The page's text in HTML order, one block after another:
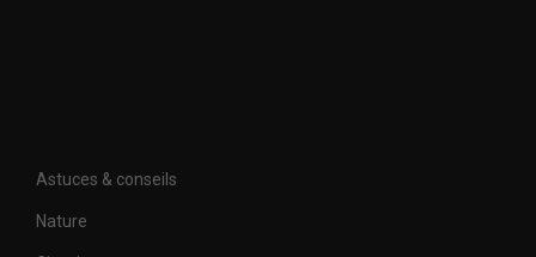
Astuces & conseils
Nature